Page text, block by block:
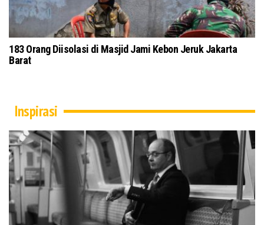
Protokol
Tokoh Masyarakat dan Ulama Jawa Timur Gelar
Inspirasi